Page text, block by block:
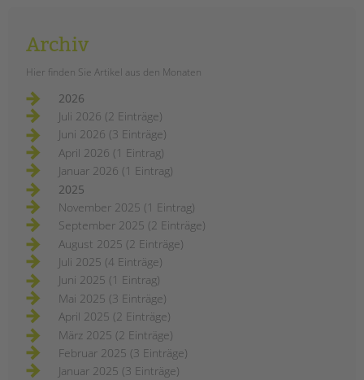
Archiv
Hier finden Sie Artikel aus den Monaten
2026
Juli 2026 (2 Einträge)
Juni 2026 (3 Einträge)
April 2026 (1 Eintrag)
Januar 2026 (1 Eintrag)
2025
November 2025 (1 Eintrag)
September 2025 (2 Einträge)
August 2025 (2 Einträge)
Juli 2025 (4 Einträge)
Juni 2025 (1 Eintrag)
Mai 2025 (3 Einträge)
April 2025 (2 Einträge)
März 2025 (2 Einträge)
Februar 2025 (3 Einträge)
Januar 2025 (3 Einträge)